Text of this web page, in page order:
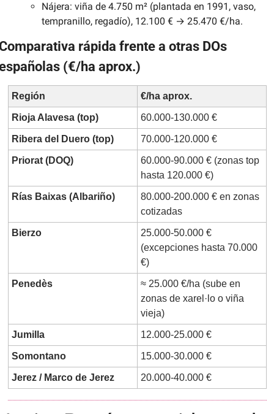
Nájera: viña de 4.750 m² (plantada en 1991, vaso,
tempranillo, regadío), 12.100 € → 25.470 €/ha.
rápida frente a otras DOs
(€/ha aprox.)
Región €/ha aprox.
Rioja Alavesa (top) 60.000-130.000 €
Ribera del Duero (top) 70.000-120.000 €
Priorat (DOQ)
60.000-90.000 € (zonas top
hasta 120.000 €)
Rías Baixas (Albariño)
80.000-200.000 € en zonas
cotizadas
Bierzo
25.000-50.000 €
(excepciones hasta 70.000
€)
Penedès
≈ 25.000 €/ha (sube en
zonas de xarel·lo o viña
vieja)
Jumilla 12.000-25.000 €
Somontano 15.000-30.000 €
Jerez / Marco de Jerez 20.000-40.000 €